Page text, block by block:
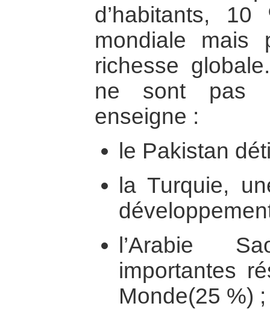
d’habitants,
mondiale
richesse
ne sont pas
enseigne :
le Pakistan
la Turquie,
l’Arabie
importantes
Monde(25 %) ;